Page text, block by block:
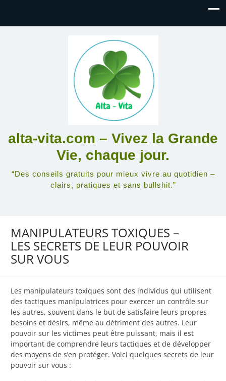
alta-vita.com – Vivez la Grande
Vie, chaque jour.
“Des conseils gratuits pour mieux vivre au quotidien –
clairs, pratiques et sans bullshit.”
MANIPULATEURS TOXIQUES –
LES SECRETS DE LEUR POUVOIR
SUR VOUS
Les manipulateurs toxiques sont des individus qui utilisent
des tactiques manipulatrices pour exercer un contrôle sur
les autres, souvent dans le but de satisfaire leurs propres
besoins et désirs, même au détriment des autres. Leur
pouvoir sur les victimes peut être puissant, mais il est
important de comprendre leurs tactiques et de développer
des moyens de s’en protéger. Voici quelques secrets de leur
pouvoir sur vous :